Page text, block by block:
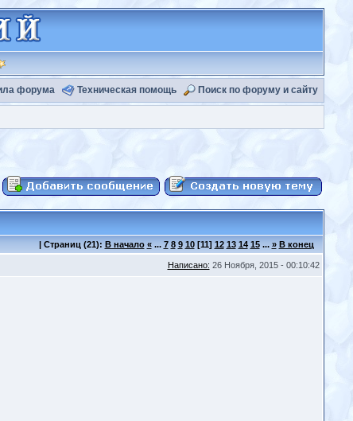
форума Техническая помощь Поиск по форуму и сайту
| Страниц (21): В начало «... 7 8 9 10[11] 12 13 14 15... » В конец
Написано: 26 Ноября, 2015 - 00:10:42